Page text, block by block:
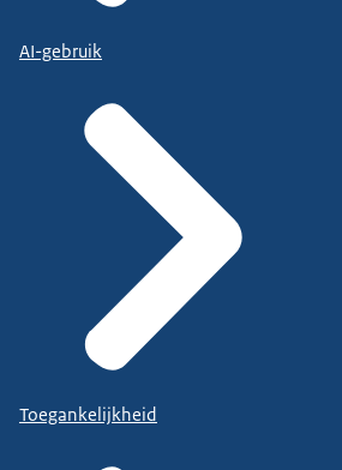
AI-gebruik
Toegankelijkheid